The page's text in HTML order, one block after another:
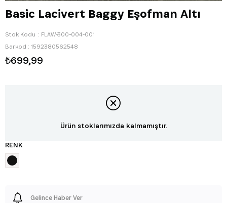
Basic Lacivert Baggy Eşofman Altı
Stok Kodu
FLAW-300-004-001
Barkod : 1592380562548
₺699,99
Ürün stoklarımızda kalmamıştır.
RENK
Gelince Haber Ver